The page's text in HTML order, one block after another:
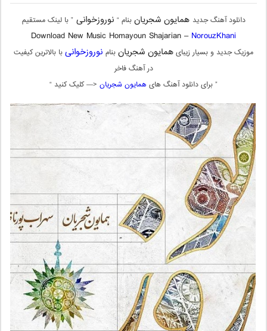
دانلود آهنگ جدید همایون شجریانبنام “ نوروزخوانی” با لینک مستقیم
Download New Music Homayoun Shajarian – NorouzKhani
موزیک جدید و بسیار زیبایهمایون شجریانبنام نوروزخوانیبا بالاترین کیفیت
در آهنگ فاخر
” برای دانلود آهنگ های همایون شجریان <— کلیک کنید “